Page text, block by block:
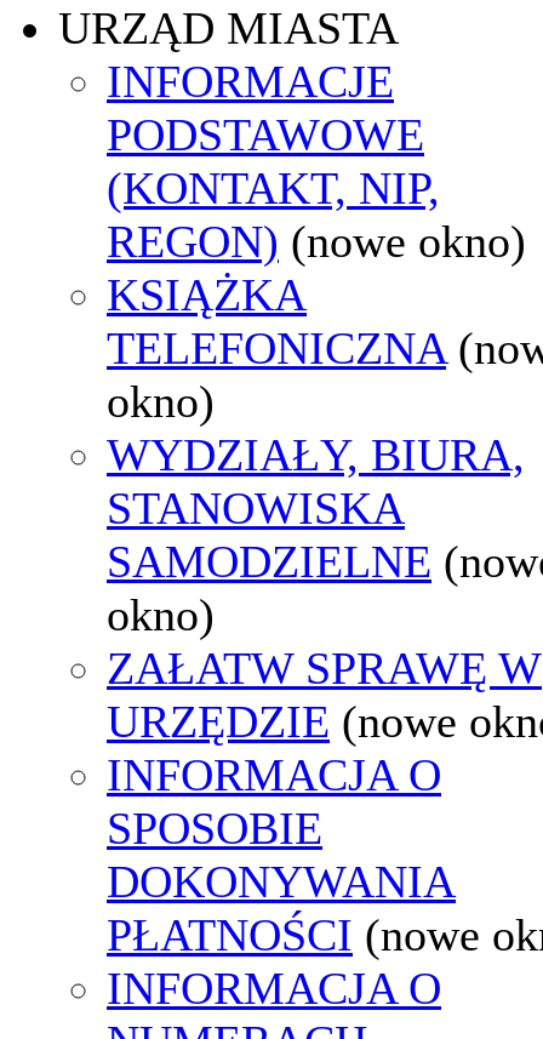
URZĄD MIASTA
INFORMACJE
PODSTAWOWE
(KONTAKT, NIP,
REGON) (nowe okno)
KSIĄŻKA
TELEFONICZNA
okno)
WYDZIAŁY, BIURA,
STANOWISKA
SAMODZIELNE
okno)
ZAŁATW SPRAWĘ W
URZĘDZIE (nowe
INFORMACJA O
SPOSOBIE
DOKONYWANIA
PŁATNOŚCI (nowe
INFORMACJA O